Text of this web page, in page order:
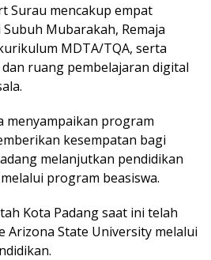
Surau mencakup empat
Mubarakah, Remaja
MDTA/TQA, serta
ruang pembelajaran digital
menyampaikan program
kesempatan bagi
melanjutkan pendidikan
program beasiswa.
Kota Padang saat ini telah
Arizona State University melalui